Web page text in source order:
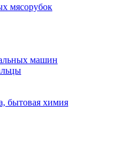
мясорубок
машин
бытовая химия